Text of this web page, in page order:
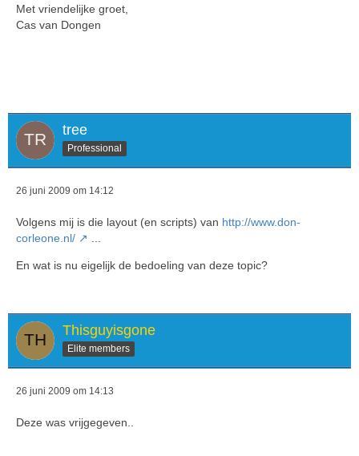
Met vriendelijke groet,
Cas van Dongen
tree
Professional
26 juni 2009 om 14:12
Volgens mij is die layout (en scripts) van http://www.don-
corleone.nl/
En wat is nu eigelijk de bedoeling van deze topic?
Thisguyisgone
Elite members
26 juni 2009 om 14:13
Deze was vrijgegeven..